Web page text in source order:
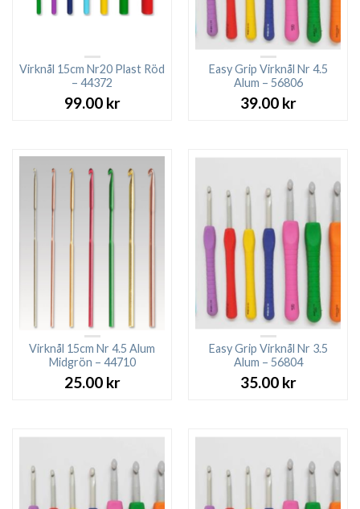
Virknål 15cm Nr20 Plast Röd
– 44372
99.00 kr
Easy Grip Virknål Nr 4.5
Alum – 56806
39.00 kr
Virknål 15cm Nr 4.5 Alum
Midgrön – 44710
25.00 kr
Easy Grip Virknål Nr 3.5
Alum – 56804
35.00 kr